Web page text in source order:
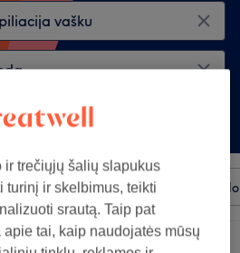
kuri kaina Prekiniai ženklai
ir trečiųjų šalių slapukus
turinį ir skelbimus, teikti
srautą. Taip pat
tai, kaip naudojatės mūsų